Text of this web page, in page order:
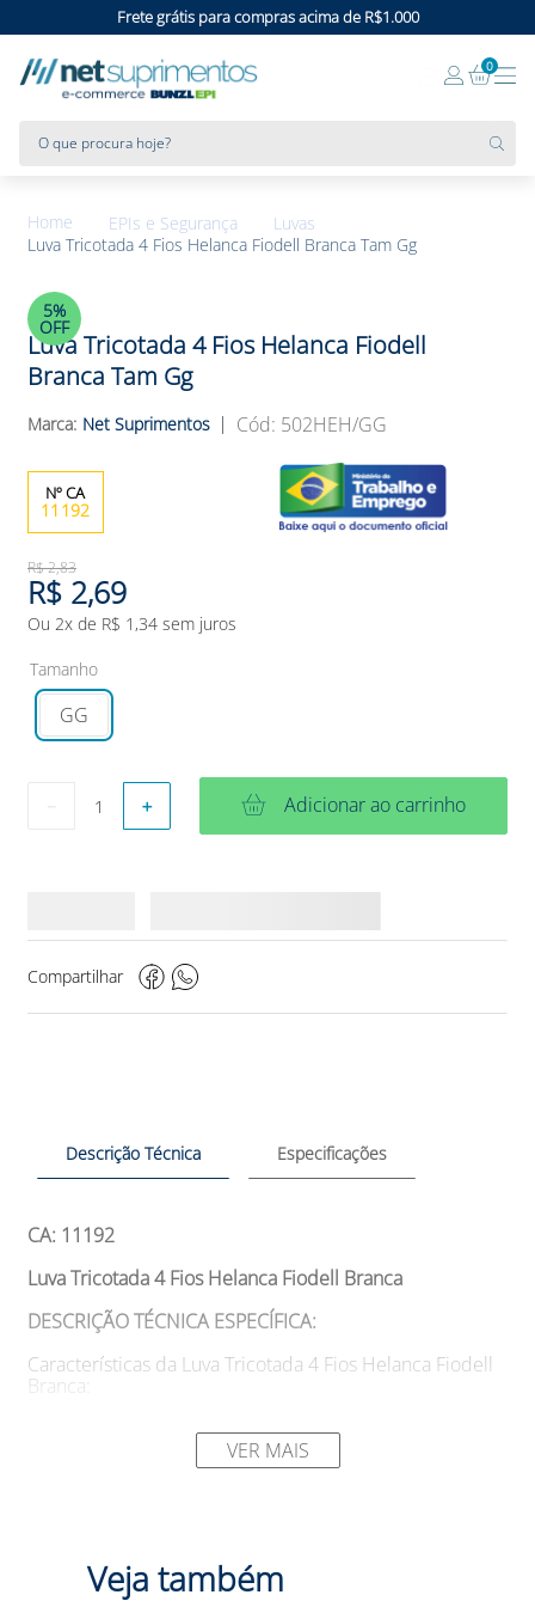
Frete grátis para compras acima de R$1.000
0
EPIs e Segurança
Luvas
Luva Tricotada 4 Fios Helanca Fiodell Branca Tam Gg
5%
OFF
Luva Tricotada 4 Fios Helanca Fiodell
Branca Tam Gg
Net Suprimentos : 502HEH/GG
11192
R$2,83
R$ 2,69
Ou 2x de R$ 1 ,34 sem juros
Tamanho
GG
＋ Adicionar ao carrinho
Compartilhar
Descrição Técnica Especificações
CA: 11192
Luva Tricotada 4 Fios Helanca Fiodell Branca
DESCRIÇÃO TÉCNICA ESPECÍFICA:
Características da Luva Tricotada 4 Fios Helanca Fiodell
Branca:
- Confeccionada em fios de helanca, proporcionando
conforto e flexibilidade durante o uso. - Possui
acabamento por overloque, que garante maior
SUGESTÕES DE USO
VER MAIS
Veja também